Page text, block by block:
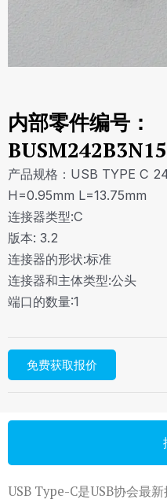
内部零件编号：
产品规格：USB TYPE C
H=0.95mm L=13.75mm
连接器类型:C
版本: 3.2
连接器的形状:标准
连接器和主体类型:公头
端口的数量:1
免费获取报价
USB Type-C是USB协会最